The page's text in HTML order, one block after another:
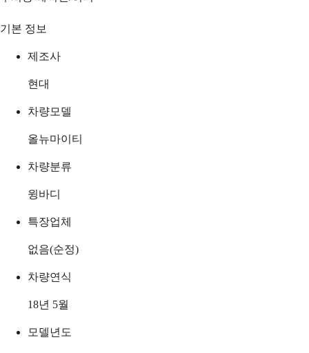
기본 정보
제조사
현대
차량모델
올뉴마이티
차량분류
윙바디
특장업체
없음(순정)
차량연식
18년 5월
모델년도